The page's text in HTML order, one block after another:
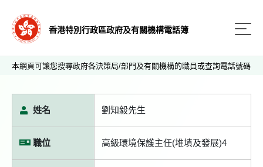
香港特別行政區政府及有關機構電話簿
本網頁可讓您搜尋政府各決策局/部門及有關機構的職員或查詢電話號碼
姓名 劉知毅先生
職位 高級環境保護主任(堆填及發展)4